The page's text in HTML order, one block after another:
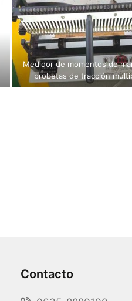
Medidor de momentos de
probetas de tracción
Contacto